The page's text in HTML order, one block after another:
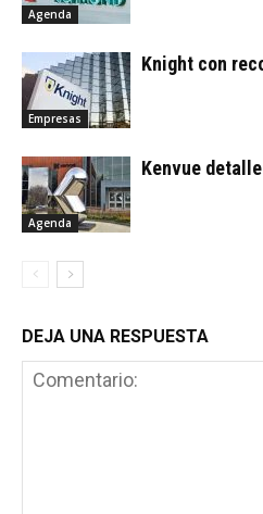
Agenda
Empresas
Knight con
Agenda
Kenvue
DEJA UNA RESPUESTA